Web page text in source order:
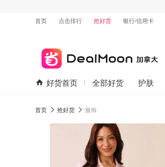
首页
点击排行 抢好货 银行/信用卡
好货首页 全部好货 护肤
首页 抢好货 服饰